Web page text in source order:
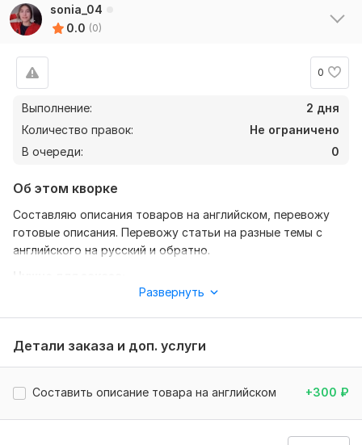
sonia_04
0.0 (0)
0
Выполнение:
2 дня
Количество правок:
Не ограничено
В очереди:
0
Об этом кворке
Составляю описания товаров на английском, перевожу
готовые описания. Перевожу статьи на разные темы с
английского на русский и обратно.
Опишите ваши требования и предпочтения по работе.
Предоставьте все необходимые файлы и доступы для
Развернуть
Детали заказа и доп. услуги
Составить описание товара на английском +300 ₽